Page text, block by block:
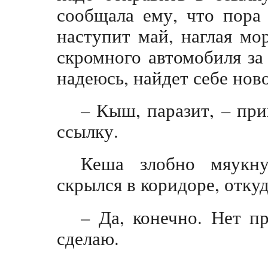
сообщала ему, что
наступит май, наглая
скромного автомобиля
надеюсь, найдет себе
– Кыш, паразит, –
ссылку.
Кеша злобно
скрылся в коридоре,
– Да, конечно. Нет
сделаю.